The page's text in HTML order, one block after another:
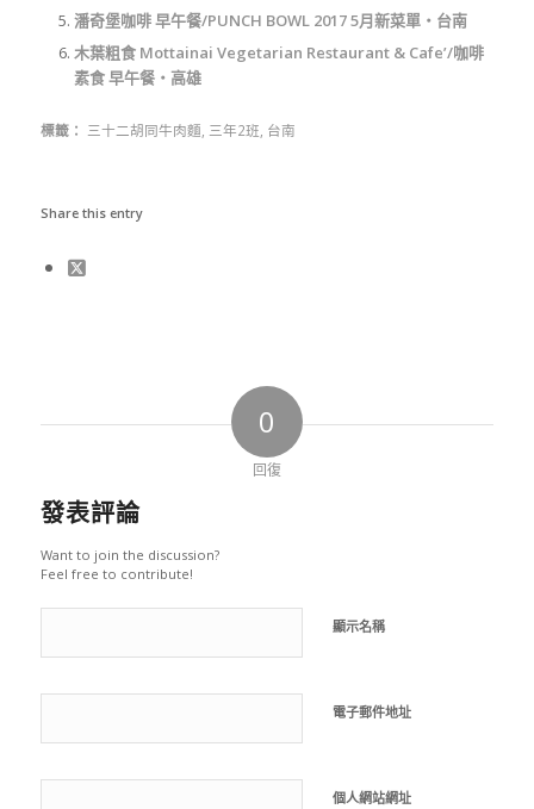
潘奇堡咖啡 早午餐/PUNCH BOWL 2017 5月新菜單‧台南
木葉粗食 Mottainai Vegetarian Restaurant & Cafe’/咖啡
素食 早午餐‧高雄
標籤： 三十二胡同牛肉麵, 三年2班, 台南
Share this entry
0
回復
發表評論
Want to join the discussion?
Feel free to contribute!
顯示名稱
電子郵件地址
個人網站網址